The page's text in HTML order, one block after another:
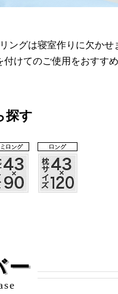
ングは寝室作りに欠かせ
けてのご使用をおすすめ
探す
ー